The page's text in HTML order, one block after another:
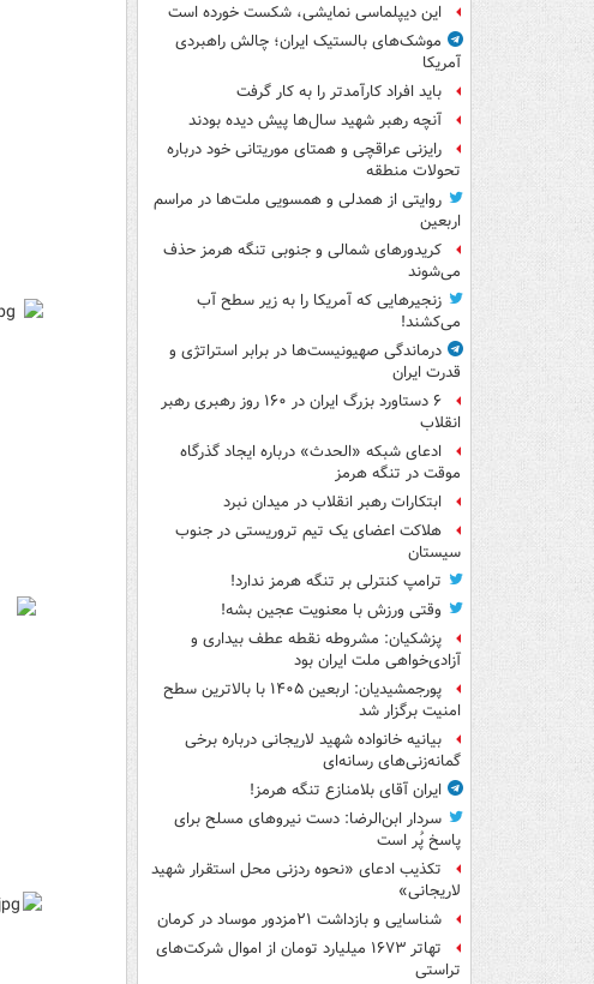
این دیپلماسی نمایشی، شکست خورده است
موشک‌های بالستیک ایران؛ چالش راهبردی
آمریکا
باید افراد کارآمدتر را به کار گرفت
آنچه رهبر شهید سال‌ها پیش دیده بودند
رایزنی عراقچی و همتای موریتانی خود درباره
تحولات منطقه
روایتی از همدلی و همسویی ملت‌ها در مراسم
اربعین
کریدورهای شمالی و جنوبی تنگه هرمز حذف
می‌شوند
زنجیرهایی که آمریکا را به زیر سطح آب
می‌کشند!
درماندگی صهیونیست‌ها در برابر استراتژی و
قدرت ایران
۶ دستاورد بزرگ ایران در ۱۶۰ روز رهبری رهبر
انقلاب
ادعای شبکه «الحدث» درباره ایجاد گذرگاه
موقت در تنگه هرمز
ابتکارات رهبر انقلاب در میدان نبرد
هلاکت اعضای یک تیم تروریستی در جنوب
سیستان
ترامپ کنترلی بر تنگه هرمز ندارد!
وقتی ورزش با معنویت عجین بشه!
پزشکیان: مشروطه نقطه عطف بیداری و
آزادی‌خواهی ملت ایران بود
پورجمشیدیان: اربعین ۱۴۰۵ با بالاترین سطح
امنیت برگزار شد
بیانیه خانواده شهید لاریجانی درباره برخی
گمانه‌زنی‌های رسانه‌ای
ایران آقای بلامنازع تنگه هرمز!
سردار ابن‌الرضا: دست نیروهای مسلح برای
پاسخ پُر است
تکذیب ادعای «نحوه ردزنی محل استقرار شهید
لاریجانی»
شناسایی و بازداشت ۲۱مزدور موساد در کرمان
تهاتر ۱۶۷۳ میلیارد تومان از اموال شرکت‌های
تراستی